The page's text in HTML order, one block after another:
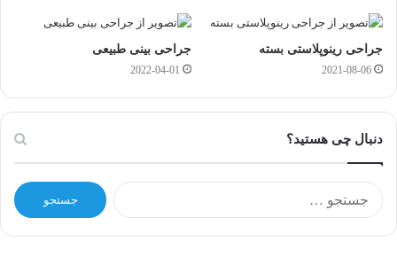
جراحی رینوپلاستی بسته
2021-08-06
جراحی بینی طبیعی
2022-04-01
دنبال چی هستید؟
س